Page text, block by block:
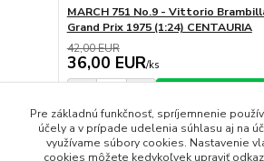
MARCH 751 No.9 - Vittorio
Grand Prix 1975 (1:24) CENTAURIA
42,00 EUR
36,00 EUR/ks
strana z 1
Pre základnú funkčnosť, spríjemnenie
účely a v prípade udelenia súhlasu aj na
využívame súbory cookies. Nastavenie
cookies môžete kedykoľvek upraviť